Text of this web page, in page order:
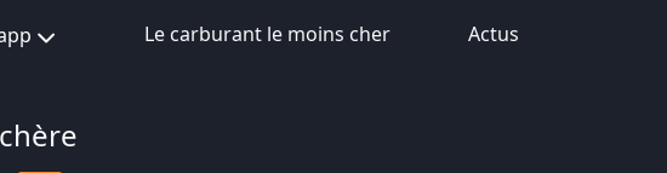
Le carburant le moins cher Actus